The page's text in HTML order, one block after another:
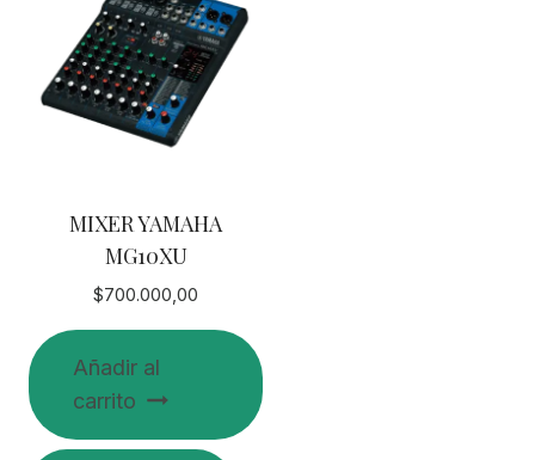
MIXER YAMAHA
MG10XU
$700.000,00
Añadir al
carrito